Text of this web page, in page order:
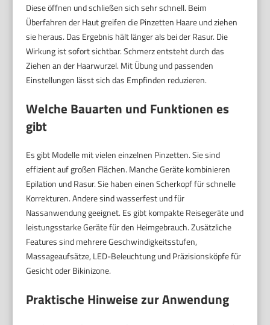
Diese öffnen und schließen sich sehr schnell. Beim
Überfahren der Haut greifen die Pinzetten Haare und ziehen
sie heraus. Das Ergebnis hält länger als bei der Rasur. Die
Wirkung ist sofort sichtbar. Schmerz entsteht durch das
Ziehen an der Haarwurzel. Mit Übung und passenden
Einstellungen lässt sich das Empfinden reduzieren.
Welche Bauarten und Funktionen es
gibt
Es gibt Modelle mit vielen einzelnen Pinzetten. Sie sind
effizient auf großen Flächen. Manche Geräte kombinieren
Epilation und Rasur. Sie haben einen Scherkopf für schnelle
Korrekturen. Andere sind wasserfest und für
Nassanwendung geeignet. Es gibt kompakte Reisegeräte und
leistungsstarke Geräte für den Heimgebrauch. Zusätzliche
Features sind mehrere Geschwindigkeitsstufen,
Massageaufsätze, LED-Beleuchtung und Präzisionsköpfe für
Gesicht oder Bikinizone.
Praktische Hinweise zur Anwendung